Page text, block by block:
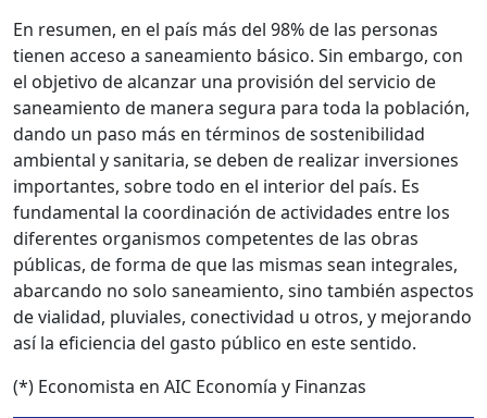
En resumen, en el país más del 98% de las personas
tienen acceso a saneamiento básico. Sin embargo, con
el objetivo de alcanzar una provisión del servicio de
saneamiento de manera segura para toda la población,
dando un paso más en términos de sostenibilidad
ambiental y sanitaria, se deben de realizar inversiones
importantes, sobre todo en el interior del país. Es
fundamental la coordinación de actividades entre los
diferentes organismos competentes de las obras
públicas, de forma de que las mismas sean integrales,
abarcando no solo saneamiento, sino también aspectos
de vialidad, pluviales, conectividad u otros, y mejorando
así la eficiencia del gasto público en este sentido.
(*) Economista en AIC Economía y Finanzas